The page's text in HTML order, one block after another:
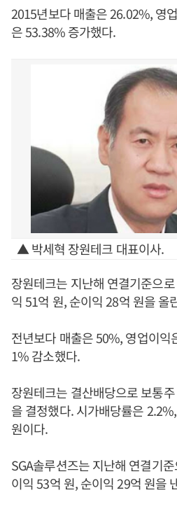
2015년보다 매출은 26.02%, 영
은 53.38% 증가했다.
▲ 박세혁 장원테크 대표이사.
장원테크는 지난해 연결기준으
익 51억 원, 순이익 28억 원을 올
전년보다 매출은 50%, 영업이익
1% 감소했다.
장원테크는 결산배당으로 보통
을 결정했다. 시가배당률은
원이다.
SGA솔루션즈는 지난해 연결기
이익 53억 원, 순이익 29억 원을